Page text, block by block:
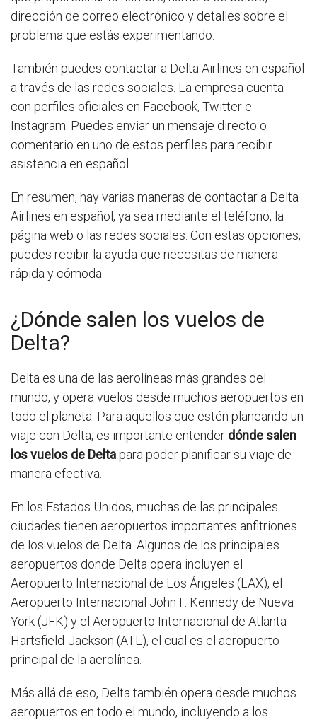
dirección de correo electrónico y detalles sobre el
problema que estás experimentando.
También puedes contactar a Delta Airlines en español
a través de las redes sociales. La empresa cuenta
con perfiles oficiales en Facebook, Twitter e
Instagram. Puedes enviar un mensaje directo o
comentario en uno de estos perfiles para recibir
asistencia en español.
En resumen, hay varias maneras de contactar a Delta
Airlines en español, ya sea mediante el teléfono, la
página web o las redes sociales. Con estas opciones,
puedes recibir la ayuda que necesitas de manera
rápida y cómoda.
¿Dónde salen los vuelos de
Delta?
Delta es una de las aerolíneas más grandes del
mundo, y opera vuelos desde muchos aeropuertos en
todo el planeta. Para aquellos que estén planeando un
viaje con Delta, es importante entender dónde salen
los vuelos de Deltapara poder planificar su viaje de
manera efectiva.
En los Estados Unidos, muchas de las principales
ciudades tienen aeropuertos importantes anfitriones
de los vuelos de Delta. Algunos de los principales
aeropuertos donde Delta opera incluyen el
Aeropuerto Internacional de Los Ángeles (LAX), el
Aeropuerto Internacional John F. Kennedy de Nueva
York (JFK) y el Aeropuerto Internacional de Atlanta
Hartsfield-Jackson (ATL), el cual es el aeropuerto
principal de la aerolínea.
Más allá de eso, Delta también opera desde muchos
aeropuertos en todo el mundo, incluyendo a los